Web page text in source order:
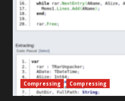
Compressing Compressing